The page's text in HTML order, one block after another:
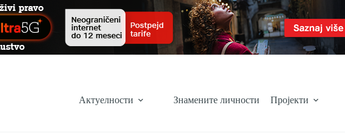
Актуелности Знамените личности Пројекти